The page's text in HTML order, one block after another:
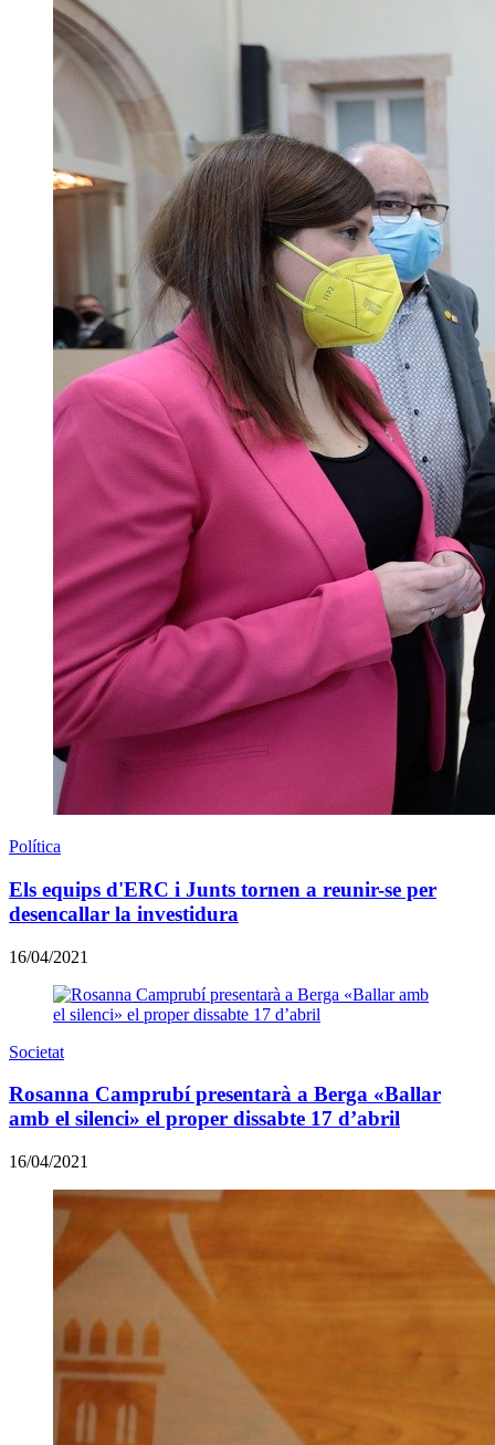
Política
Els equips d'ERC i Junts tornen a reunir-se per
desencallar la investidura
16/04/2021
Societat
Rosanna Camprubí presentarà a Berga «Ballar
amb el silenci» el proper dissabte 17 d’abril
16/04/2021